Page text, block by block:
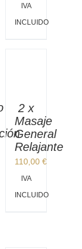
IVA
INCLUIDO
2 x
Masaje
General
Relajante
110,00€
IVA
INCLUIDO